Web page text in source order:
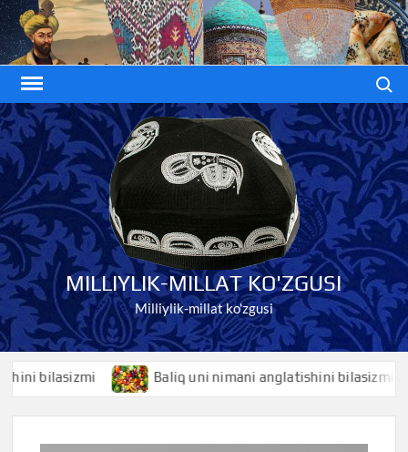
Skip
to
content
MILLIYLIK-MILLAT KO'ZGUSI
Milliylik-millat ko'zgusi
bilasizmi Baliq uni nimani anglatishini bilasizmi